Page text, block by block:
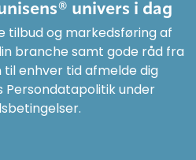
univers i dag
tilbud og markedsføring af
branche samt gode råd fra
til enhver tid afmelde dig
under